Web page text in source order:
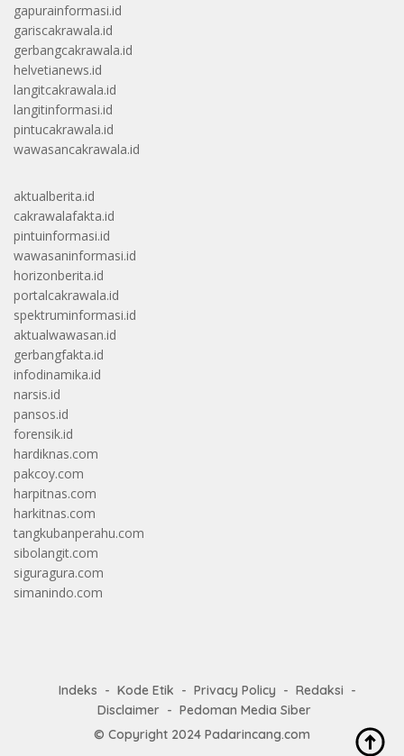
gapurainformasi.id
gariscakrawala.id
gerbangcakrawala.id
helvetianews.id
langitcakrawala.id
langitinformasi.id
pintucakrawala.id
wawasancakrawala.id
aktualberita.id
cakrawalafakta.id
pintuinformasi.id
wawasaninformasi.id
horizonberita.id
portalcakrawala.id
spektruminformasi.id
aktualwawasan.id
gerbangfakta.id
infodinamika.id
narsis.id
pansos.id
forensik.id
hardiknas.com
pakcoy.com
harpitnas.com
harkitnas.com
tangkubanperahu.com
sibolangit.com
siguragura.com
simanindo.com
Indeks Kode Etik Privacy Policy
Redaksi
Disclaimer
Pedoman Media Siber
© Copyright 2024 Padarincang.com